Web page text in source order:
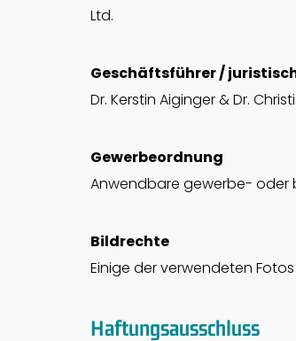
Ltd.
Geschäftsführer /
Dr. Kerstin Aiginger & Dr.
Gewerbeordnung
Anwendbare gewerbe- oder
Bildrechte
Einige der verwendeten
Haftungsausschluss